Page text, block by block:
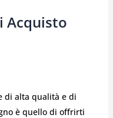
Acquisto
di alta qualità e di
è quello di offrirti